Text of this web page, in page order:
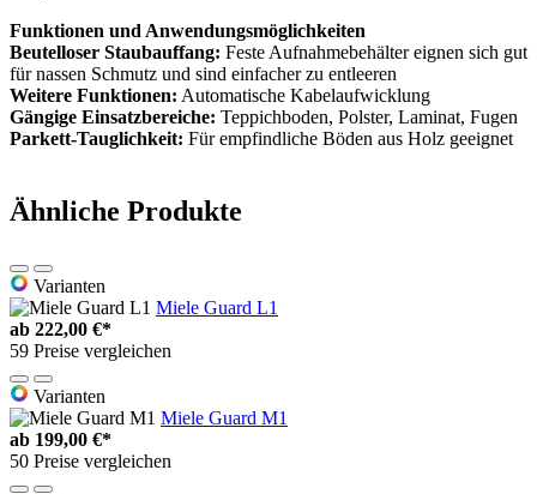
Funktionen und Anwendungsmöglichkeiten
Beutelloser Staubauffang: Feste Aufnahmebehälter eignen sich gut
für nassen Schmutz und sind einfacher zu entleeren
Weitere Funktionen: Automatische Kabelaufwicklung
Gängige Einsatzbereiche: Teppichboden, Polster, Laminat, Fugen
Parkett-Tauglichkeit: Für empfindliche Böden aus Holz geeignet
Ähnliche Produkte
Varianten
Miele Guard L1
ab 222,00 €*
59 Preise vergleichen
Varianten
Miele Guard M1
ab 199,00 €*
50 Preise vergleichen